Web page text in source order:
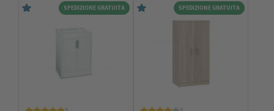
SPEDIZIONE GRATUITA SPEDIZIONE GRATUITA